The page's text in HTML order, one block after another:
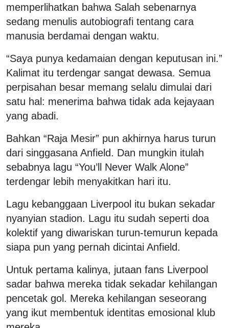
memperlihatkan bahwa Salah sebenarnya
sedang menulis autobiografi tentang cara
manusia berdamai dengan waktu.
“Saya punya kedamaian dengan keputusan ini.”
Kalimat itu terdengar sangat dewasa. Semua
perpisahan besar memang selalu dimulai dari
satu hal: menerima bahwa tidak ada kejayaan
yang abadi.
Bahkan “Raja Mesir” pun akhirnya harus turun
dari singgasana Anfield. Dan mungkin itulah
sebabnya lagu “You’ll Never Walk Alone”
terdengar lebih menyakitkan hari itu.
Lagu kebanggaan Liverpool itu bukan sekadar
nyanyian stadion. Lagu itu sudah seperti doa
kolektif yang diwariskan turun-temurun kepada
siapa pun yang pernah dicintai Anfield.
Untuk pertama kalinya, jutaan fans Liverpool
sadar bahwa mereka tidak sekadar kehilangan
pencetak gol. Mereka kehilangan seseorang
yang ikut membentuk identitas emosional klub